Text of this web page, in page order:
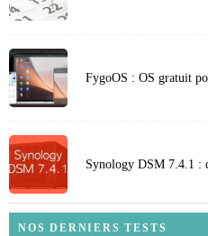
FygoOS : OS gratuit
Synology DSM 7.4.1 :
NOS DERNIERS TESTS